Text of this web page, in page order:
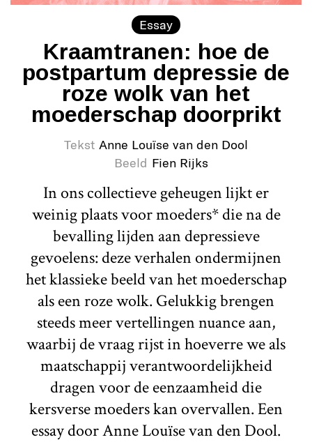
Essay
Kraamtranen: hoe de
postpartum depressie de
roze wolk van het
moederschap doorprikt
Tekst Anne Louïse van den Dool
Beeld Fien Rijks
In ons collectieve geheugen lijkt er
weinig plaats voor moeders* die na de
bevalling lijden aan depressieve
gevoelens: deze verhalen ondermijnen
het klassieke beeld van het moederschap
als een roze wolk. Gelukkig brengen
steeds meer vertellingen nuance aan,
waarbij de vraag rijst in hoeverre we als
maatschappij verantwoordelijkheid
dragen voor de eenzaamheid die
kersverse moeders kan overvallen. Een
essay door Anne Louïse van den Dool.